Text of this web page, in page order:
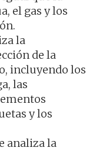
el gas y los
la
de la
incluyendo los
las
y los
analiza la